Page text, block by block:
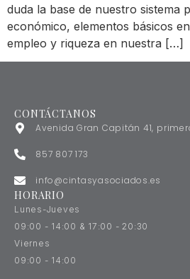
duda la base de nuestro sistema
económico, elementos básicos
empleo y riqueza en nuestra […]
CONTÁCTANOS
Avenida Gran Capitán 41,
857 807 173
info@cintasyasociados.es
HORARIO
Lunes-Jueves
09:00 - 14:00 & 17:00 - 20:30
Viernes
09:00 - 14:00